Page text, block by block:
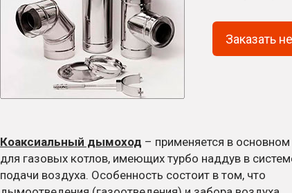
Заказать
Коаксиальный дымоход – применяется в основном
для газовых котлов, имеющих турбо наддув в
подачи воздуха. Особенность состоит в том, что